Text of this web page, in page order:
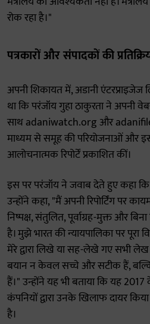
रोक रहा है।"
पत्रकारों और संपादकों की
अपनी शिकायत में, अडानी एंटरप्राइजेज
था कि परंजॉय गुहा ठाकुरता ने अपनी
साथ adaniwatch.org और
माध्यम से समूह की परियोजनाओं और
आलोचनात्मक रिपोर्टें प्रकाशित कीं।
इस पर परंजॉय ने जवाब देते हुए कहा
उन्होंने कहा, "मैं अपनी रिपोर्टिंग पर
निष्पक्ष, संतुलित, पूर्वाग्रह-मुक्त और
है। मुझे भारत की न्यायपालिका पर
मेरे द्वारा लिखे या सह-लेखे गए सभी लेख
बयान न केवल सच्चे और सटीक हैं,
हैं।" उन्होंने यह भी बताया कि यह
कंपनियों द्वारा उनके खिलाफ दायर
है।